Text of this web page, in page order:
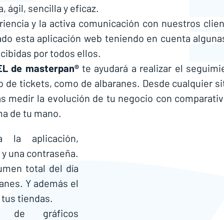
ágil, sencilla y eficaz.
esta aplicación web teniendo en cuenta
por todos ellos.
de masterpan® te ayudará a realizar el
de tickets, como de albaranes. Desde cualquier
medir la evolución de tu negocio con
de tu mano.
la aplicación,
una contraseña.
total del día
Y además el
tiendas.
de gráficos